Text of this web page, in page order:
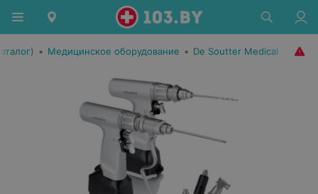
• Медицинское оборудование • De Soutter Medical